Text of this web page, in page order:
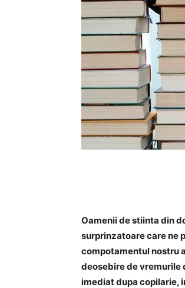
Oamenii de stiinta din
surprinzatoare care ne
compotamentul nostru
deosebire de vremurile
imediat dupa copilarie,